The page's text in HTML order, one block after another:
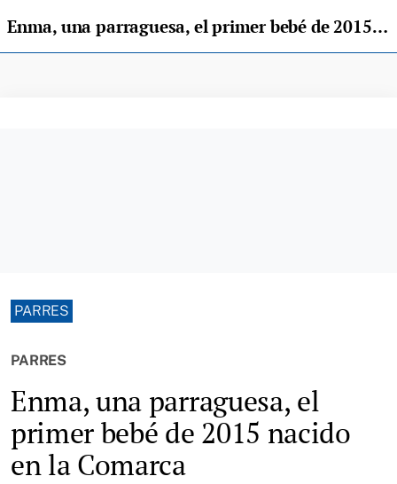
Enma, una parraguesa, el primer bebé de 2015 nacido en la Comarca
PARRES
PARRES
Enma, una parraguesa, el
primer bebé de 2015 nacido
en la Comarca